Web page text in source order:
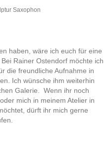
Saxophon
haben, wäre ich euch für eine
Rainer Ostendorf möchte ich
die freundliche Aufnahme in
Ich wünsche ihm weiterhin
Galerie. Wenn ihr noch
mich in meinem Atelier in
dürft ihr mich gerne